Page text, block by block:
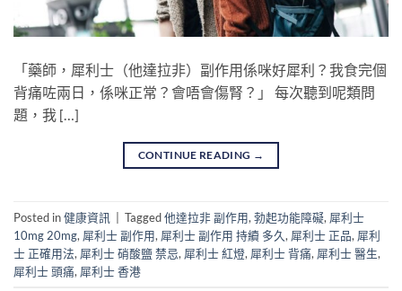
「藥師，犀利士（他達拉非）副作用係咪好犀利？我食完個
背痛咗兩日，係咪正常？會唔會傷腎？」 每次聽到呢類問
題，我 […]
CONTINUE READING →
Posted in健康資訊 Tagged他達拉非 副作用, 勃起功能障礙, 犀利士
10mg 20mg, 犀利士 副作用, 犀利士 副作用 持續 多久, 犀利士 正品, 犀利
士 正確用法, 犀利士 硝酸鹽 禁忌, 犀利士 紅燈, 犀利士 背痛, 犀利士 醫生,
犀利士 頭痛, 犀利士 香港